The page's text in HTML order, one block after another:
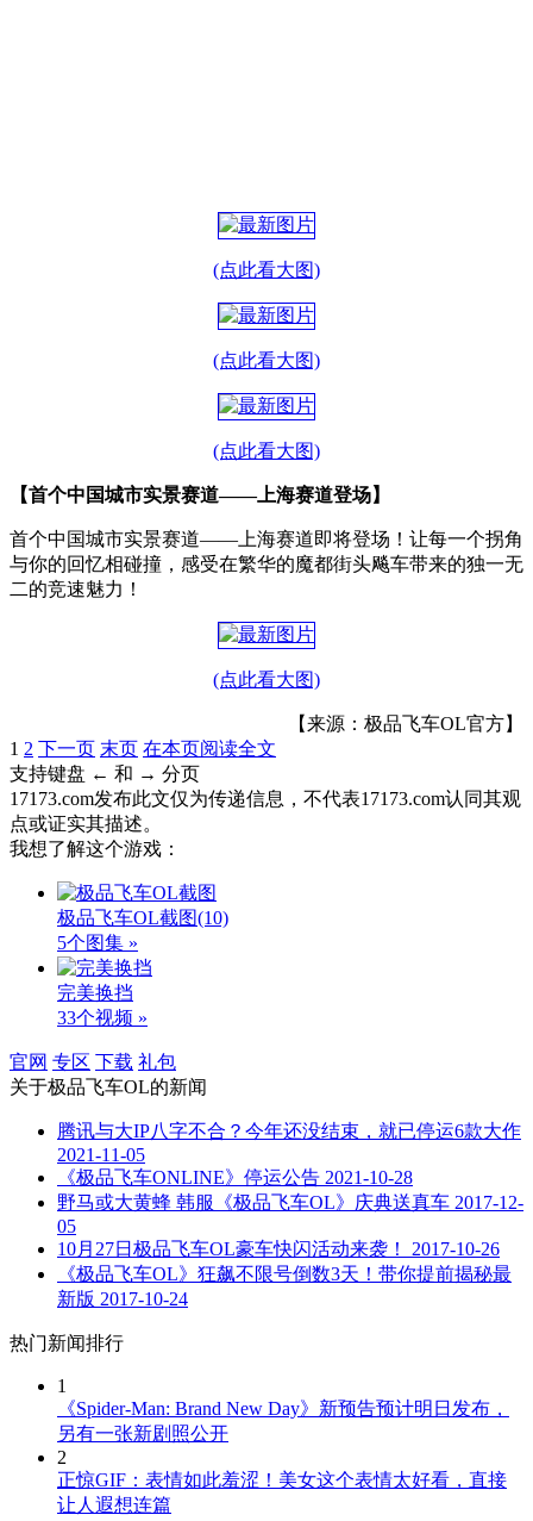
(点此看大图)
(点此看大图)
(点此看大图)
【首个中国城市实景赛道——上海赛道登场】
首个中国城市实景赛道——上海赛道即将登场！让每一个拐角
与你的回忆相碰撞，感受在繁华的魔都街头飚车带来的独一无
二的竞速魅力！
(点此看大图)
【来源：极品飞车OL官方】
1 2 下一页 末页 在本页阅读全文
支持键盘 ← 和 → 分页
17173.com发布此文仅为传递信息，不代表17173.com认同其观
点或证实其描述。
我想了解这个游戏：
极品飞车OL截图(10)
5个图集 »
完美换挡
33个视频 »
官网 专区 下载 礼包
关于极品飞车OL的新闻
腾讯与大IP八字不合？今年还没结束，就已停运6款大作
2021-11-05
《极品飞车ONLINE》停运公告 2021-10-28
野马或大黄蜂 韩服《极品飞车OL》庆典送真车 2017-12-
05
10月27日极品飞车OL豪车快闪活动来袭！
2017-10-26
《极品飞车OL》狂飙不限号倒数3天！带你提前揭秘最
新版 2017-10-24
热门新闻排行
1
《Spider-Man: Brand New Day》新预告预计明日发布，
另有一张新剧照公开
2
正惊GIF：表情如此羞涩！美女这个表情太好看，直接
让人遐想连篇